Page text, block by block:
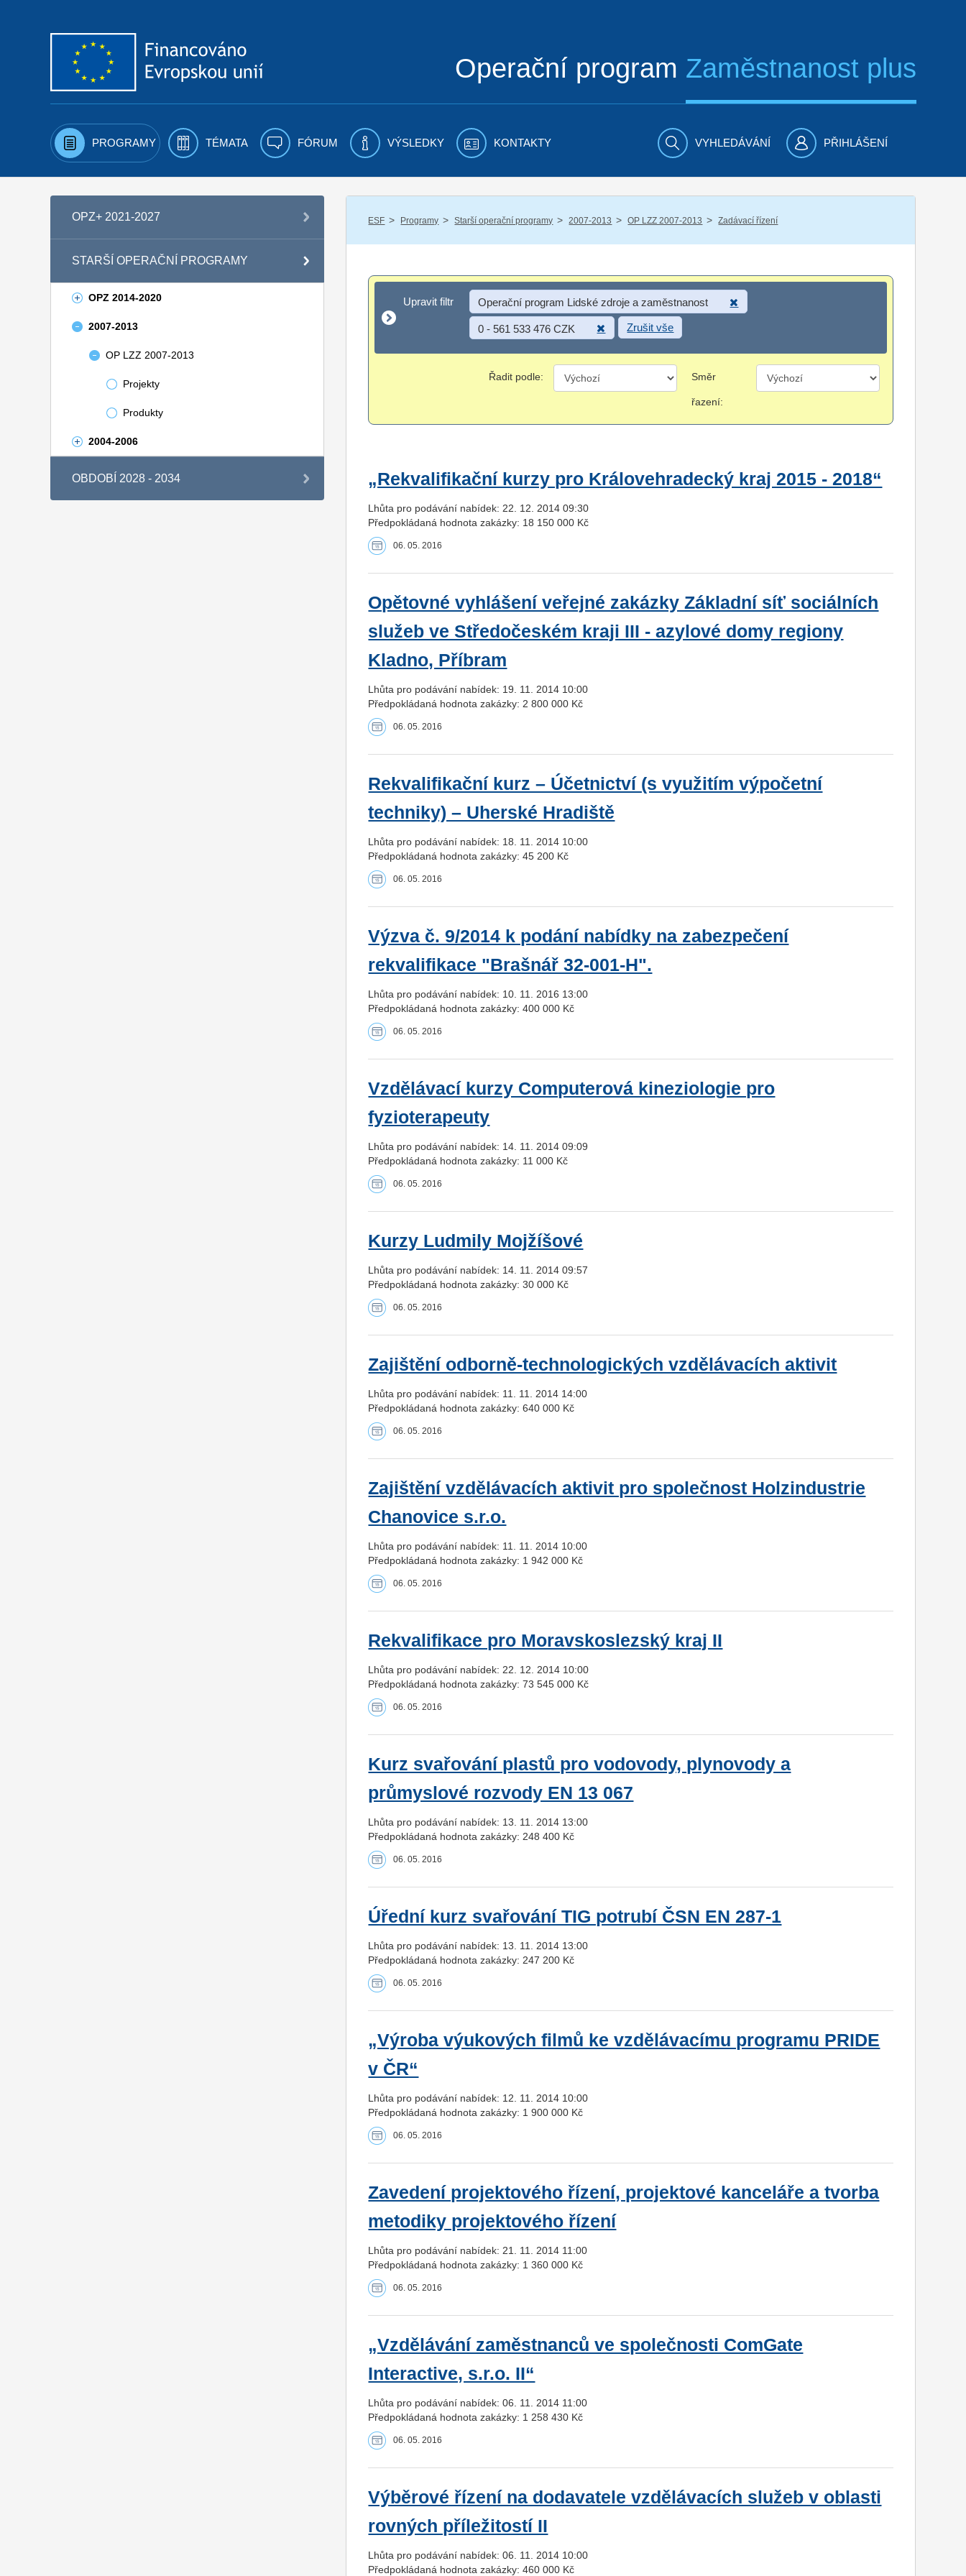
Operační program Zaměstnanost plus
PROGRAMY TÉMATA FÓRUM VÝSLEDKY KONTAKTY VYHLEDÁVÁNÍ PŘIHLÁŠENÍ
OPZ+ 2021-2027
STARŠÍ OPERAČNÍ PROGRAMY
OPZ 2014-2020
2007-2013
OP LZZ 2007-2013
Projekty
Produkty
2004-2006
OBDOBÍ 2028 - 2034
ESF / Programy / Starší operační programy / 2007-2013 / OP LZZ 2007-2013 / Zadávací řízení
Upravit filtr
Upravit filtr Operační program Lidské zdroje a zaměstnanost
0 - 561 533 476 CZK Zrušit vše
Řadit podle: Směr
řazení:
„Rekvalifikační kurzy pro Královehradecký kraj 2015 - 2018“
Lhůta pro podávání nabídek: 22. 12. 2014 09:30
Předpokládaná hodnota zakázky: 18 150 000 Kč
06. 05. 2016
Opětovné vyhlášení veřejné zakázky Základní síť sociálních
služeb ve Středočeském kraji III - azylové domy regiony
Kladno, Příbram
Lhůta pro podávání nabídek: 19. 11. 2014 10:00
Předpokládaná hodnota zakázky: 2 800 000 Kč
06. 05. 2016
Rekvalifikační kurz – Účetnictví (s využitím výpočetní
techniky) – Uherské Hradiště
Lhůta pro podávání nabídek: 18. 11. 2014 10:00
Předpokládaná hodnota zakázky: 45 200 Kč
06. 05. 2016
Výzva č. 9/2014 k podání nabídky na zabezpečení
rekvalifikace "Brašnář 32-001-H".
Lhůta pro podávání nabídek: 10. 11. 2016 13:00
Předpokládaná hodnota zakázky: 400 000 Kč
06. 05. 2016
Vzdělávací kurzy Computerová kineziologie pro
fyzioterapeuty
Lhůta pro podávání nabídek: 14. 11. 2014 09:09
Předpokládaná hodnota zakázky: 11 000 Kč
06. 05. 2016
Kurzy Ludmily Mojžíšové
Lhůta pro podávání nabídek: 14. 11. 2014 09:57
Předpokládaná hodnota zakázky: 30 000 Kč
06. 05. 2016
Zajištění odborně-technologických vzdělávacích aktivit
Lhůta pro podávání nabídek: 11. 11. 2014 14:00
Předpokládaná hodnota zakázky: 640 000 Kč
06. 05. 2016
Zajištění vzdělávacích aktivit pro společnost Holzindustrie
Chanovice s.r.o.
Lhůta pro podávání nabídek: 11. 11. 2014 10:00
Předpokládaná hodnota zakázky: 1 942 000 Kč
06. 05. 2016
Rekvalifikace pro Moravskoslezský kraj II
Lhůta pro podávání nabídek: 22. 12. 2014 10:00
Předpokládaná hodnota zakázky: 73 545 000 Kč
06. 05. 2016
Kurz svařování plastů pro vodovody, plynovody a
průmyslové rozvody EN 13 067
Lhůta pro podávání nabídek: 13. 11. 2014 13:00
Předpokládaná hodnota zakázky: 248 400 Kč
06. 05. 2016
Úřední kurz svařování TIG potrubí ČSN EN 287-1
Lhůta pro podávání nabídek: 13. 11. 2014 13:00
Předpokládaná hodnota zakázky: 247 200 Kč
06. 05. 2016
„Výroba výukových filmů ke vzdělávacímu programu PRIDE
v ČR“
Lhůta pro podávání nabídek: 12. 11. 2014 10:00
Předpokládaná hodnota zakázky: 1 900 000 Kč
06. 05. 2016
Zavedení projektového řízení, projektové kanceláře a tvorba
metodiky projektového řízení
Lhůta pro podávání nabídek: 21. 11. 2014 11:00
Předpokládaná hodnota zakázky: 1 360 000 Kč
06. 05. 2016
„Vzdělávání zaměstnanců ve společnosti ComGate
Interactive, s.r.o. II“
Lhůta pro podávání nabídek: 06. 11. 2014 11:00
Předpokládaná hodnota zakázky: 1 258 430 Kč
06. 05. 2016
Výběrové řízení na dodavatele vzdělávacích služeb v oblasti
rovných příležitostí II
Lhůta pro podávání nabídek: 06. 11. 2014 10:00
Předpokládaná hodnota zakázky: 460 000 Kč